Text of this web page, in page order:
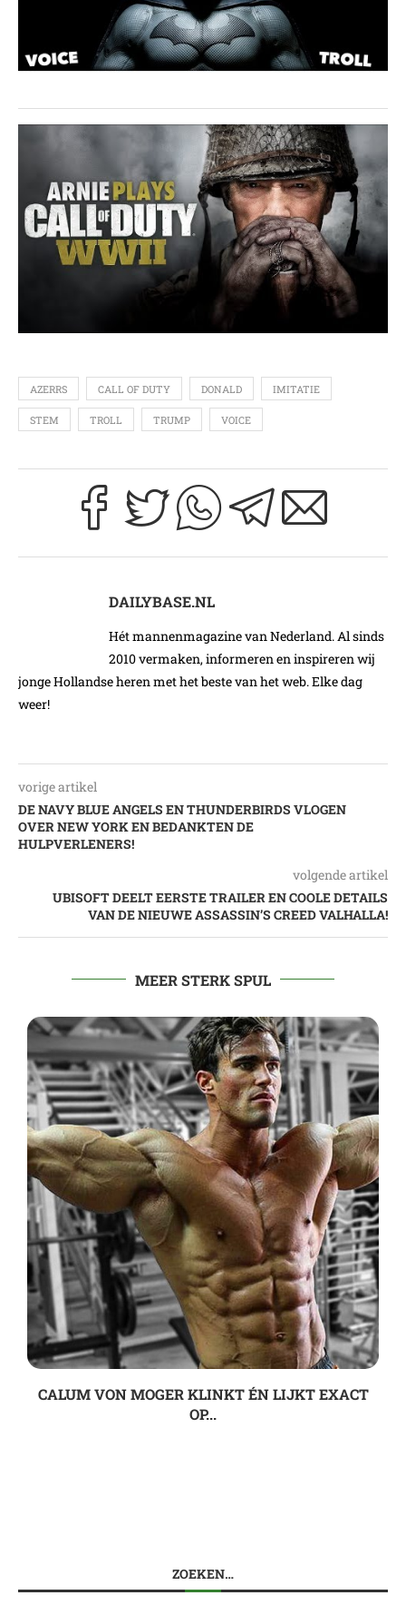
AZERRS CALL OF DUTY DONALD IMITATIE
STEM TROLL TRUMP VOICE
DAILYBASE.NL
Hét mannenmagazine van Nederland. Al sinds
2010 vermaken, informeren en inspireren wij
jonge Hollandse heren met het beste van het web. Elke dag
weer!
vorige artikel
DE NAVY BLUE ANGELS EN THUNDERBIRDS VLOGEN
OVER NEW YORK EN BEDANKTEN DE
HULPVERLENERS!
volgende artikel
UBISOFT DEELT EERSTE TRAILER EN COOLE DETAILS
VAN DE NIEUWE ASSASSIN’S CREED VALHALLA!
MEER STERK SPUL
CALUM VON MOGER KLINKT ÉN LIJKT EXACT
OP...
ZOEKEN…